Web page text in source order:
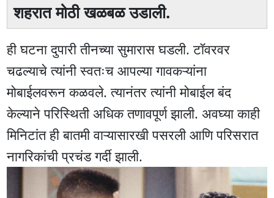
शहरात मोठी खळबळ उडाली.
ही घटना दुपारी तीनच्या सुमारास घडली. टॉवरवर
चढल्याचे त्यांनी स्वतःच आपल्या गावकऱ्यांना
मोबाईलवरून कळवले. त्यानंतर त्यांनी मोबाईल बंद
केल्याने परिस्थिती अधिक तणावपूर्ण झाली. अवघ्या काही
मिनिटांत ही बातमी वाऱ्यासारखी पसरली आणि परिसरात
नागरिकांची प्रचंड गर्दी झाली.